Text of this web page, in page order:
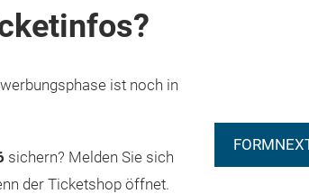
ist noch in
sichern? Melden Sie sich
der Ticketshop öffnet.